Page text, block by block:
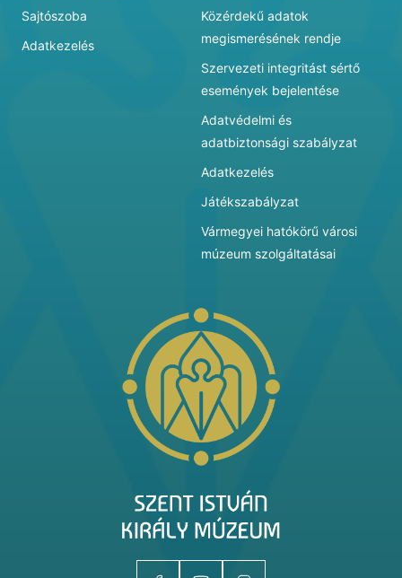
Sajtószoba
Adatkezelés
Közérdekű adatok
megismerésének rendje
Szervezeti integritást sértő
események bejelentése
Adatvédelmi és
adatbiztonsági szabályzat
Adatkezelés
Játékszabályzat
Vármegyei hatókörű városi
múzeum szolgáltatásai